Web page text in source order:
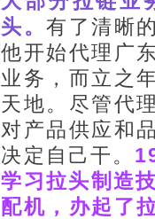
头。有了清晰
他开始代理广
业务，而立之
天地。尽管代
对产品供应和
决定自己干。
学习拉头制造
配机，办起了